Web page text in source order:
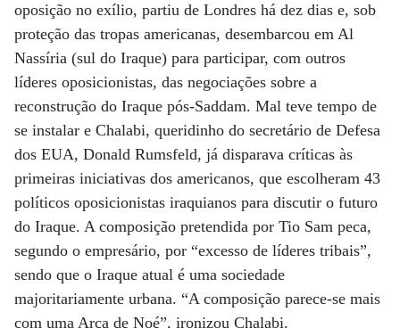
oposição no exílio, partiu de Londres há dez dias e, sob
proteção das tropas americanas, desembarcou em Al
Nassíria (sul do Iraque) para participar, com outros
líderes oposicionistas, das negociações sobre a
reconstrução do Iraque pós-Saddam. Mal teve tempo de
se instalar e Chalabi, queridinho do secretário de Defesa
dos EUA, Donald Rumsfeld, já disparava críticas às
primeiras iniciativas dos americanos, que escolheram 43
políticos oposicionistas iraquianos para discutir o futuro
do Iraque. A composição pretendida por Tio Sam peca,
segundo o empresário, por “excesso de líderes tribais”,
sendo que o Iraque atual é uma sociedade
majoritariamente urbana. “A composição parece-se mais
com uma Arca de Noé”, ironizou Chalabi.